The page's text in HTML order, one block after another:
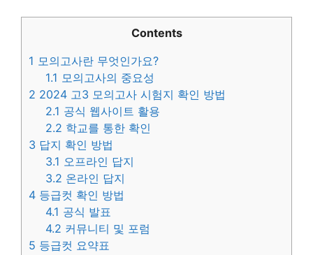
Contents
1 모의고사란 무엇인가요?
1.1 모의고사의 중요성
2 2024 고3 모의고사 시험지 확인 방법
2.1 공식 웹사이트 활용
2.2 학교를 통한 확인
3 답지 확인 방법
3.1 오프라인 답지
3.2 온라인 답지
4 등급컷 확인 방법
4.1 공식 발표
4.2 커뮤니티 및 포럼
5 등급컷 요약표